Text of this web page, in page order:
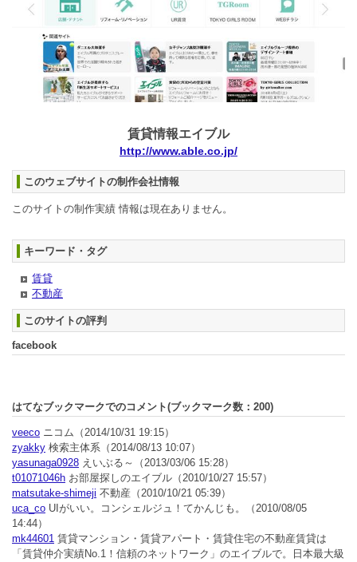
賃貸情報エイブル
http://www.able.co.jp/
このウェブサイトの制作会社情報
このサイトの制作実績 情報は現在ありません。
キーワード・タグ
賃貸
不動産
このサイトの評判
facebook
はてなブックマークでのコメント(ブックマーク数： 200)
veeco ニコム （2014/10/31 19:15）
zyakky 検索主体系 （2014/08/13 10:07）
yasunaga0928 えいぶる～
（2013/03/06 15:28）
t01071046h お部屋探しのエイブル （2010/10/27 15:57）
matsutake-shimeji 不動産 （2010/10/21 05:39）
uca_co UIがいい。コンシェルジュ！てかんじも。
（2010/08/05
14:44）
mk44601 賃貸マンション・賃貸アパート・賃貸住宅の不動産賃貸は
「賃貸仲介実績No.1！信頼のネットワーク」のエイブルで。日本最大級